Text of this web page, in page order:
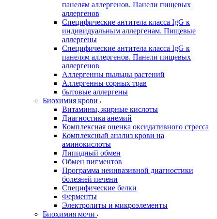
панелям аллергенов. Панели пищевых
аллергенов
Специфические антитела класса IgG к
индивидуальным аллергенам. Пищевые
аллергены
Специфические антитела класса IgG к
панелям аллергенов. Панели пищевых
аллергенов
Аллергенны пыльцы растений
Аллергенны сорных трав
бытовые аллергены
Биохимия крови
Витамины, жирные кислоты
Диагностика анемий
Комплексная оценка оксидативного стресса
Комплексный анализ крови на
аминокислоты
Липидный обмен
Обмен пигментов
Программа неинвазивной диагностики
болезней печени
Специфические белки
Ферменты
Электролиты и микроэлементы
Биохимия мочи